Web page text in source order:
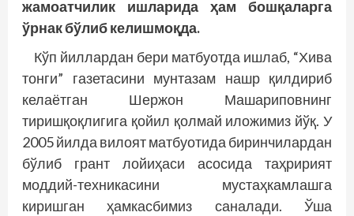
жамоатчилик ишларида ҳам бошқаларга
ўрнак бўлиб келишмоқда.
Кўп йиллардан бери матбуотда ишлаб, “Хива
тонги” газетасини мунтазам нашр қилдириб
келаётган Шержон Машариповнинг
тиришқоқлигига қойил қолмай иложимиз йўқ. У
2005 йилда вилоят матбуотида биринчилардан
бўлиб грант лойиҳаси асосида таҳририят
моддий-техникасини мустаҳкамлашга
киришган ҳамкасбимиз саналади. Ўша